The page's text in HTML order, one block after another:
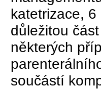
katetrizace,
důležitou
některých
součástí